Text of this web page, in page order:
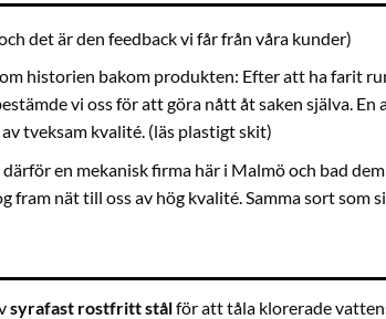
det är den feedback vi får från våra kunder)
historien bakom produkten: Efter att ha farit
vi oss för att göra nått åt saken själva.
tveksam kvalité. (läs plastigt skit)
en mekanisk firma här i Malmö och bad
fram nät till oss av hög kvalité. Samma sort
syrafast rostfritt stålför att tåla klorerade